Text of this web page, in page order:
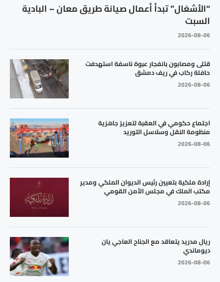
“الأشغال” تبدأ أعمال صيانة طريق معان – البادية
السبت
2026-08-06
قتلى ومصابون بانفجار عبوة ناسفة استهدفت
حافلة ركاب في ريف دمشق
2026-08-06
اجتماع حكومي في العقبة لتعزيز جاهزية
منظومة النقل وسلاسل التوريد
2026-08-06
إرادة ملكية بتعيين رئيس الديوان الملكي ومدير
مكتب الملك في مجلس الأمن القومي
2026-08-06
ريال مدريد يتعاقد مع الجناح العاجي يان
ديوماندي
2026-08-06